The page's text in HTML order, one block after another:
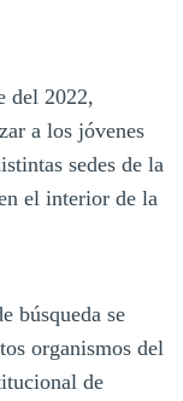
del 2022,
a los jóvenes
sedes de la
el interior de la
búsqueda se
organismos del
de